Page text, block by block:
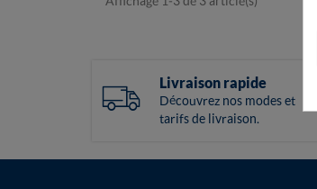
Livraison rapide
Découvrez nos modes et
tarifs de livraison.